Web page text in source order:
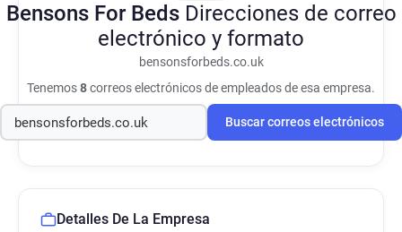
Bensons For Beds Direcciones de correo
electrónico y formato
bensonsforbeds.co.uk
Tenemos8correos electrónicos de empleados de esa empresa.
Buscar correos electrónicos
Detalles De La Empresa